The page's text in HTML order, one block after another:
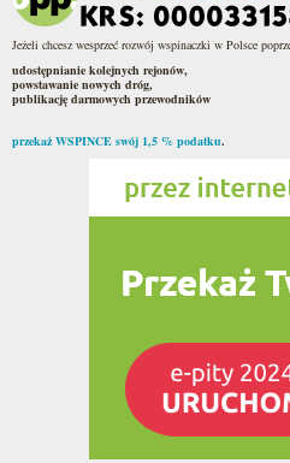
Jeżeli chcesz wesprzeć rozwój wspinaczki w Polsce
udostępnianie kolejnych rejonów,
powstawanie nowych dróg,
publikację darmowych przewodników
przekaż WSPINCE swój 1,5 % podatku.